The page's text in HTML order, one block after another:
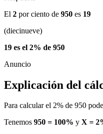
El 2 por ciento de 950 es 19
(diecinueve)
19 es el 2% de 950
Explicación del
Para calcular el 2% de 950
Tenemos 950 = 100% y X =